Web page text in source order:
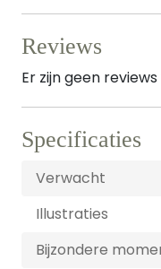
Reviews
Er zijn geen
Specificaties
Verwacht
Illustraties
Bijzondere